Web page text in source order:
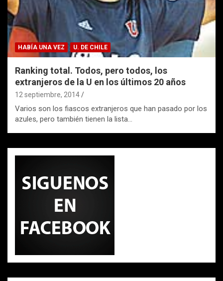
HABÍA UNA VEZ U. DE CHILE
Ranking total. Todos, pero todos, los
extranjeros de la U en los últimos 20 años
12 septiembre, 2014
Varios son los fiascos extranjeros que han pasado por los
azules, pero también tienen la lista…